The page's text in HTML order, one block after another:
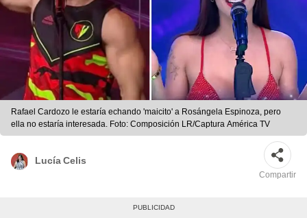
Rafael Cardozo le estaría echando 'maicito' a Rosángela Espinoza, pero
ella no estaría interesada. Foto: Composición LR/Captura América TV
Lucía Celis
Compartir